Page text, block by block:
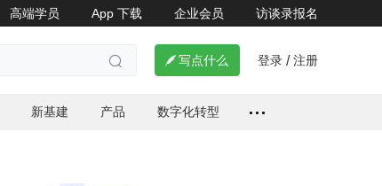
高端学员 App 下载 企业会员 访谈录报名
  写点什么 登录 / 注册
新基建 产品 数字化转型